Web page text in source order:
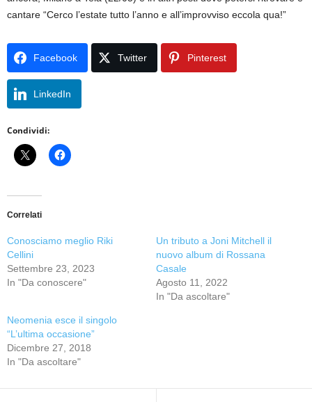
cantare “Cerco l’estate tutto l’anno e all’improvviso eccola qua!”
Facebook Twitter Pinterest
LinkedIn
Condividi:
Correlati
Conosciamo meglio Riki
Cellini
Settembre 23, 2023
In "Da conoscere"
Un tributo a Joni Mitchell il
nuovo album di Rossana
Casale
Agosto 11, 2022
In "Da ascoltare"
Neomenia esce il singolo
“L’ultima occasione”
Dicembre 27, 2018
In "Da ascoltare"